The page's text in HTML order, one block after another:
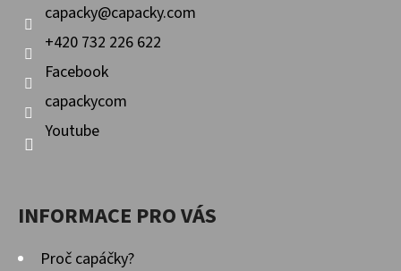
capacky@capacky.com
+420 732 226 622
Facebook
capackycom
Youtube
INFORMACE PRO VÁS
Proč capáčky?